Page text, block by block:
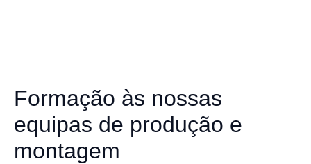
Formação às nossas
equipas de produção e
montagem